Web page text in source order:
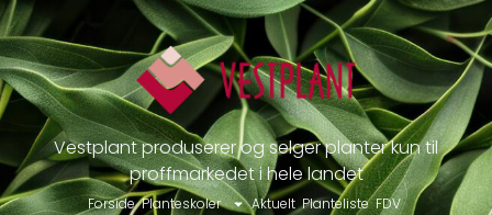
Vestplant produserer og selger planter kun til
proffmarkedet i hele landet
Forside Planteskoler Aktuelt Planteliste FDV